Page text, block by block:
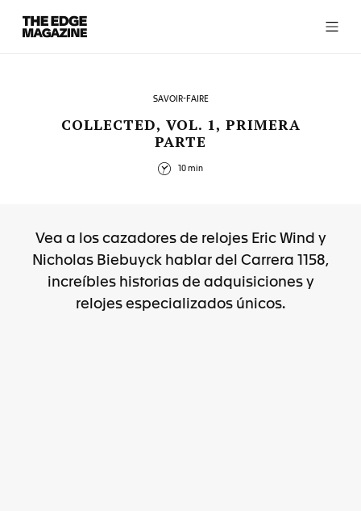
The
Edge
Magazine
SAVOIR-FAIRE
COLLECTED, VOL. 1, PRIMERA
PARTE
10 min
Vea a los cazadores de relojes Eric Wind y
Nicholas Biebuyck hablar del Carrera 1158,
increíbles historias de adquisiciones y
relojes especializados únicos.